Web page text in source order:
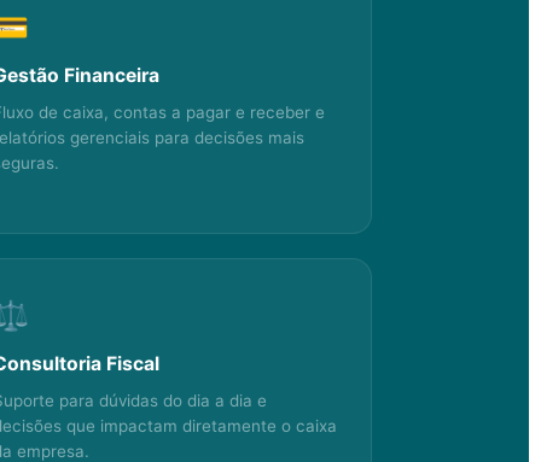
Financeira
de caixa, contas a pagar e receber e
gerenciais para decisões mais
Fiscal
para dúvidas do dia a dia e
que impactam diretamente o caixa
empresa.